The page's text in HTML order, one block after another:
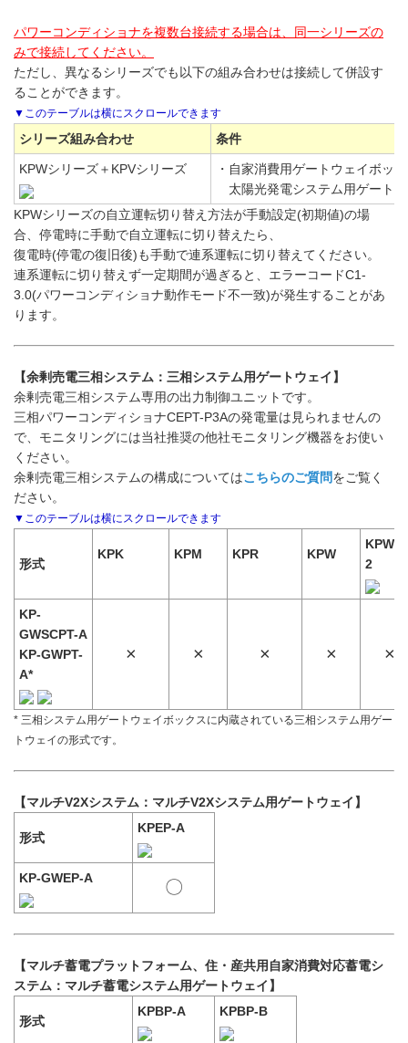
パワーコンディショナを複数台接続する場合は、同一シリーズの
みで接続してください。
ただし、異なるシリーズでも以下の組み合わせは接続して併設す
ることができます。
シリーズ組み合わせ 条件
KPWシリーズ＋KPVシリーズ
・自家消費用ゲートウェイボッ
太陽光発電システム用ゲート
KPWシリーズの自立運転切り替え方法が手動設定(初期値)の場
合、停電時に手動で自立運転に切り替えたら、
復電時(停電の復旧後)も手動で連系運転に切り替えてください。
連系運転に切り替えず一定期間が過ぎると、エラーコードC1-
3.0(パワーコンディショナ動作モード不一致)が発生することがあ
ります。
【余剰売電三相システム：三相システム用ゲートウェイ】
余剰売電三相システム専用の出力制御ユニットです。
三相パワーコンディショナCEPT-P3Aの発電量は見られませんの
で、モニタリングには当社推奨の他社モニタリング機器をお使い
ください。
余剰売電三相システムの構成についてはこちらのご質問をご覧く
ださい。
形式
KPK KPM KPR KPW
KPW-
2
KP-
GWSCPT-A
KP-GWPT-
A*
× × × × ×
* 三相システム用ゲートウェイボックスに内蔵されている三相システム用ゲー
トウェイの形式です。
【マルチV2Xシステム：マルチV2Xシステム用ゲートウェイ】
形式
KPEP-A
KP-GWEP-A 〇
【マルチ蓄電プラットフォーム、住・産共用自家消費対応蓄電シ
ステム：マルチ蓄電システム用ゲートウェイ】
形式
KPBP-A KPBP-B